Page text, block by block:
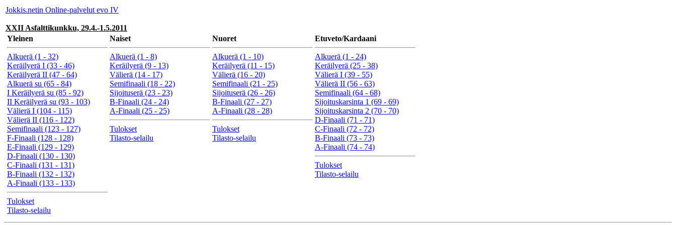
Jokkis.netin Online-palvelut evo IV
XXII Asfalttikunkku, 29.4.-1.5.2011
Yleinen
Alkuerä (1 - 32)
Keräilyerä I (33 - 46)
Keräilyerä II (47 - 64)
Alkuerä su (65 - 84)
I Keräilyerä su (85 - 92)
II Keräilyerä su (93 - 103)
Välierä I (104 - 115)
Välierä II (116 - 122)
Semifinaali (123 - 127)
F-Finaali (128 - 128)
E-Finaali (129 - 129)
D-Finaali (130 - 130)
C-Finaali (131 - 131)
B-Finaali (132 - 132)
A-Finaali (133 - 133)
Tulokset
Tilasto-selailu
Naiset
Alkuerä (1 - 8)
Keräilyerä (9 - 13)
Välierä (14 - 17)
Semifinaali (18 - 22)
Sijoituserä (23 - 23)
B-Finaali (24 - 24)
A-Finaali (25 - 25)
Tulokset
Tilasto-selailu
Nuoret
Alkuerä (1 - 10)
Keräilyerä (11 - 15)
Välierä (16 - 20)
Semifinaali (21 - 25)
Sijoituserä (26 - 26)
B-Finaali (27 - 27)
A-Finaali (28 - 28)
Tulokset
Tilasto-selailu
Etuveto/Kardaani
Alkuerä (1 - 24)
Keräilyerä (25 - 38)
Välierä I (39 - 55)
Välierä II (56 - 63)
Semifinaali (64 - 68)
Sijoituskarsinta 1 (69 - 69)
Sijoituskarsinta 2 (70 - 70)
D-Finaali (71 - 71)
C-Finaali (72 - 72)
B-Finaali (73 - 73)
A-Finaali (74 - 74)
Tulokset
Tilasto-selailu